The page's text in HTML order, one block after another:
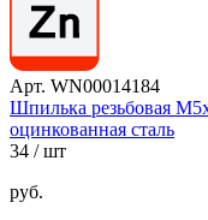
Арт. WN00014184
Шпилька резьбовая
оцинкованная сталь
34 / шт
руб.